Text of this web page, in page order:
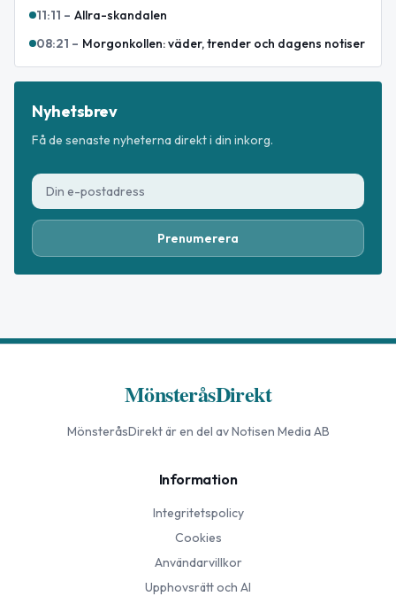
11:11 – Allra-skandalen
08:21 – Morgonkollen: väder, trender och dagens notiser
Nyhetsbrev
Få de senaste nyheterna direkt i din inkorg.
Prenumerera
MönsteråsDirekt
MönsteråsDirektär en del av Notisen Media AB
Information
Integritetspolicy
Cookies
Användarvillkor
Upphovsrätt och AI